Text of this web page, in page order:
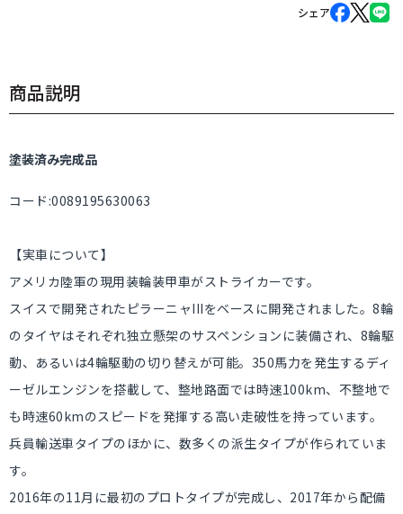
シェア
商品説明
塗装済み完成品
コード:0089195630063
【実車について】
アメリカ陸軍の現用装輪装甲車がストライカーです。
スイスで開発されたピラーニャIIIをベースに開発されました。8輪
のタイヤはそれぞれ独立懸架のサスペンションに装備され、8輪駆
動、あるいは4輪駆動の切り替えが可能。350馬力を発生するディ
ーゼルエンジンを搭載して、整地路面では時速100km、不整地で
も時速60kmのスピードを発揮する高い走破性を持っています。
兵員輸送車タイプのほかに、数多くの派生タイプが作られていま
す。
2016年の11月に最初のプロトタイプが完成し、2017年から配備